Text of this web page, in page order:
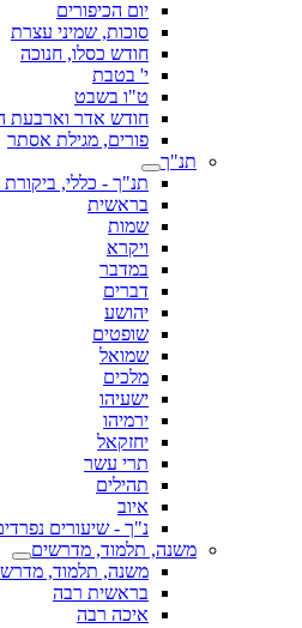
יום הכיפורים
סוכות, שמיני עצרת
חודש כסלו, חנוכה
י' בטבת
ט"ו בשבט
חודש אדר וארבעת
פורים, מגילת אסתר
תנ"ך
תנ"ך - כללי,
בראשית
שמות
ויקרא
במדבר
דברים
יהושע
שופטים
שמואל
מלכים
ישעיהו
ירמיהו
יחזקאל
תרי עשר
תהילים
איוב
נ"ך - שיעורים
משנה, תלמוד, מדרשים
משנה, תלמוד,
בראשית רבה
איכה רבה